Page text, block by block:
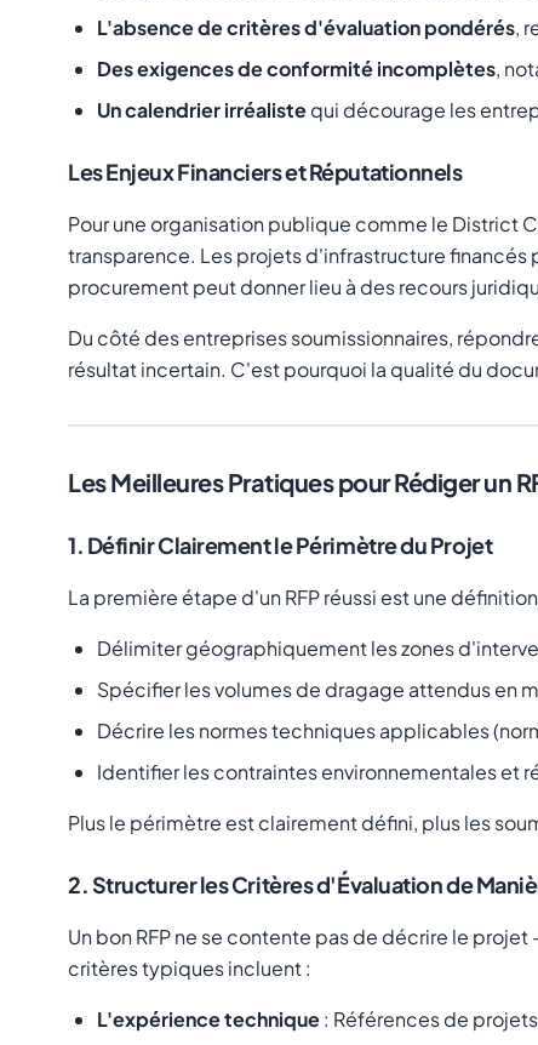
L'absence de critères d'évaluation pondérés,
Des exigences de conformité incomplètes,
Un calendrier irréalistequi décourage les
Les Enjeux Financiers et Réputationnels
Pour une organisation publique comme le District
transparence. Les projets d'infrastructure financés
procurement peut donner lieu à des recours
Du côté des entreprises soumissionnaires,
résultat incertain. C'est pourquoi la qualité du
Les Meilleures Pratiques pour Rédiger un
1. Définir Clairement le Périmètre du Projet
La première étape d'un RFP réussi est une
Délimiter géographiquement les zones
Spécifier les volumes de dragage attendus en
Décrire les normes techniques applicables
Identifier les contraintes environnementales et
Plus le périmètre est clairement défini, plus les
2. Structurer les Critères d'Évaluation de
Un bon RFP ne se contente pas de décrire le
critères typiques incluent :
L'expérience technique: Références de